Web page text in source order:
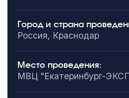
Город и страна
Россия, Краснодар
Место проведения:
МВЦ "Екатеринбург-